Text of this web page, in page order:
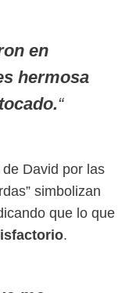
en
hermosa
“
David por las
simbolizan
que lo que
.